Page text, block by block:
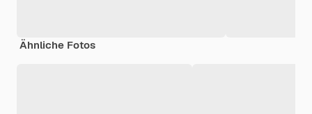
Ähnliche Fotos